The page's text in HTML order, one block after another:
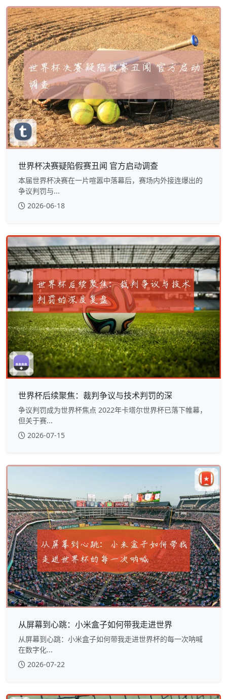
世界杯决赛疑陷假赛丑闻 官方启动调查
本届世界杯决赛在一片喧嚣中落幕后，赛场内外接连爆出的
争议判罚与...
2026-06-18
世界杯后续聚焦：裁判争议与技术判罚的深
争议判罚成为世界杯焦点 2022年卡塔尔世界杯已落下帷幕，
但关于赛...
2026-07-15
从屏幕到心跳：小米盒子如何带我走进世界
从屏幕到心跳：小米盒子如何带我走进世界杯的每一次呐喊
在数字化...
2026-07-22